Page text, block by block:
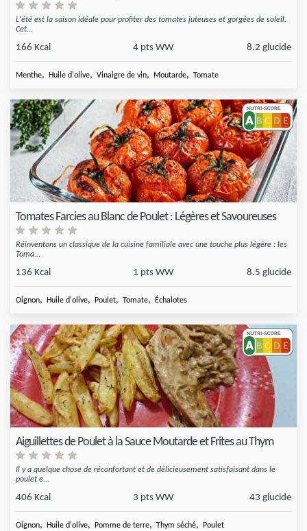
L'été est la saison idéale pour profiter des tomates juteuses et gorgées de soleil.
Cet...
166 Kcal 4 pts WW 8.2 glucide
Menthe, Huile d'olive, Vinaigre de vin, Moutarde, Tomate
Tomates Farcies au Blanc de Poulet : Légères et Savoureuses
Réinventons un classique de la cuisine familiale avec une touche plus légère : les
Toma...
136 Kcal 1 pts WW 8.5 glucide
Oignon, Huile d'olive, Poulet, Tomate, Échalotes
Aiguillettes de Poulet à la Sauce Moutarde et Frites au Thym
Il y a quelque chose de réconfortant et de délicieusement satisfaisant dans le
poulet e...
406 Kcal 3 pts WW 43 glucide
Oignon, Huile d'olive, Pomme de terre, Thym séché, Poulet